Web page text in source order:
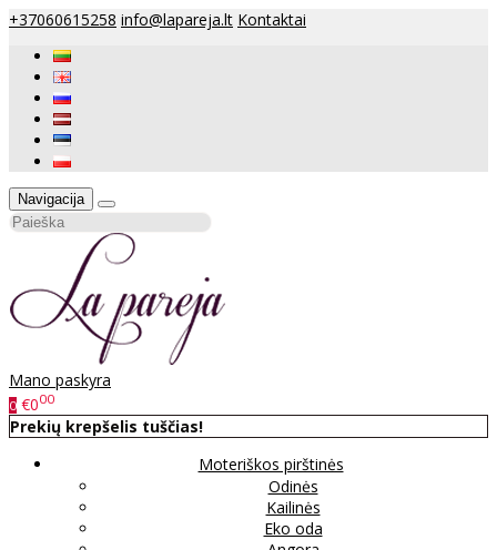
+37060615258 info@lapareja.lt Kontaktai
Navigacija
Mano paskyra
0 €000
Prekių krepšelis tuščias!
Moteriškos pirštinės
Odinės
Kailinės
Eko oda